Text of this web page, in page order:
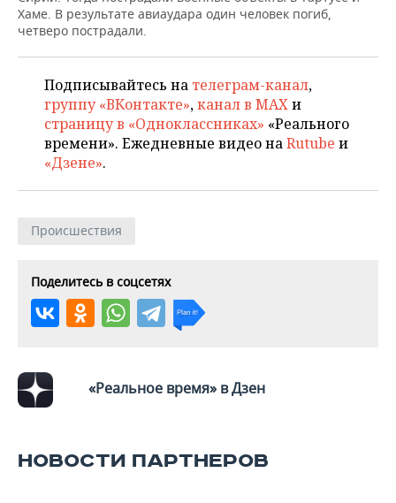
НЕФТЬ
ОПК
ЭНЕРГЕТИКА
РОЗНИЧНАЯ ТОРГОВЛЯ
УСЛУГИ
НОВОСТИ ТЕХНОЛОГИЙ
МЕДИА
ТЕЛЕКОММУНИКАЦИИ
МЕРОПРИЯТИЯ
ВЫЕЗДНАЯ РЕДАКЦИЯ
БИЗНЕС-БРАНЧИ
ONLINE-КОНФЕРЕНЦИИ
ОТКРЫТАЯ ЛЕКЦИЯ
НОВОСТИ СПОРТА
ФУТБОЛ
ХОККЕЙ
БАСКЕТБОЛ
КИБЕРСПОРТ
ВОДНЫЕ ВИДЫ СПОРТА
ОБЩЕСТВО
НОВОСТИ ОБЩЕСТВА
ВЛАСТЬ
ИНФРАСТРУКТУРА
КУЛЬТУРА
ОБРАЗОВАНИЕ
ФОТОГАЛЕРЕЯ
СЮЖЕТЫ
СПРАВОЧНИК
СПИСОК КОМПАНИЙ
Хаме. В результате авиаудара один человек погиб,
четверо пострадали.
Подписывайтесь на телеграм-канал,
группу «ВКонтакте»,канал в MAXи
страницу в «Одноклассниках» «Реального
времени». Ежедневные видео наRutube и
«Дзене».
Происшествия
Поделитесь в соцсетях
«Реальное время» в Дзен
НОВОСТИ ПАРТНЕРОВ